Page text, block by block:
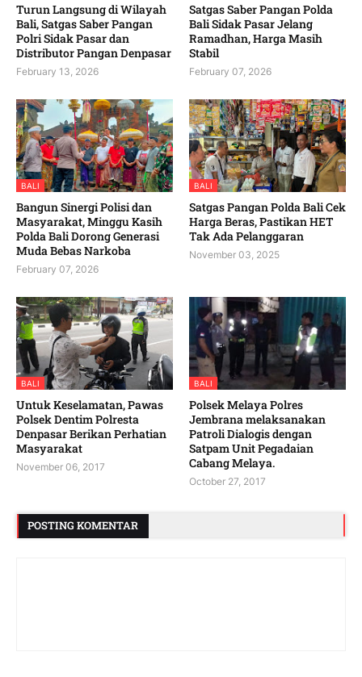
Turun Langsung di Wilayah
Bali, Satgas Saber Pangan
Polri Sidak Pasar dan
Distributor Pangan Denpasar
February 13, 2026
Satgas Saber Pangan Polda
Bali Sidak Pasar Jelang
Ramadhan, Harga Masih
Stabil
February 07, 2026
BALI
Bangun Sinergi Polisi dan
Masyarakat, Minggu Kasih
Polda Bali Dorong Generasi
Muda Bebas Narkoba
February 07, 2026
BALI
Satgas Pangan Polda Bali Cek
Harga Beras, Pastikan HET
Tak Ada Pelanggaran
November 03, 2025
BALI
Untuk Keselamatan, Pawas
Polsek Dentim Polresta
Denpasar Berikan Perhatian
Masyarakat
November 06, 2017
BALI
Polsek Melaya Polres
Jembrana melaksanakan
Patroli Dialogis dengan
Satpam Unit Pegadaian
Cabang Melaya.
October 27, 2017
POSTING KOMENTAR